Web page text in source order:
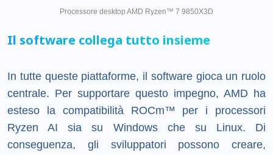
Processore desktop AMD Ryzen™ 7 9850X3D
Il software collega tutto insieme
In tutte queste piattaforme, il software gioca un ruolo
centrale. Per supportare questo impegno, AMD ha
esteso la compatibilità ROCm™ per i processori
Ryzen AI sia su Windows che su Linux. Di
conseguenza, gli sviluppatori possono creare,